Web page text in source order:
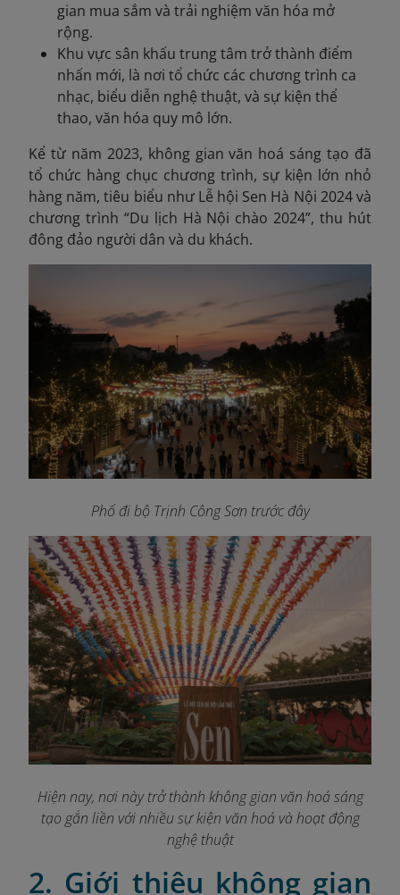
gian mua sắm và trải nghiệm văn hóa mở
rộng.
Khu vực sân khấu trung tâm trở thành điểm
nhấn mới, là nơi tổ chức các chương trình ca
nhạc, biểu diễn nghệ thuật, và sự kiện thể
thao, văn hóa quy mô lớn.
Kể từ năm 2023, không gian văn hoá sáng tạo đã
tổ chức hàng chục chương trình, sự kiện lớn nhỏ
hàng năm, tiêu biểu như Lễ hội Sen Hà Nội 2024 và
chương trình “Du lịch Hà Nội chào 2024”, thu hút
đông đảo người dân và du khách.
Phố đi bộ Trịnh Công Sơn trước đây
Hiện nay, nơi này trở thành không gian văn hoá sáng
tạo gắn liền với nhiều sự kiện văn hoá và hoạt động
nghệ thuật
2. Giới thiệu không gian